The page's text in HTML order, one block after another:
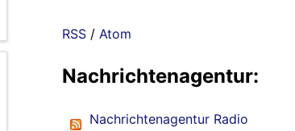
RSS / Atom
Nachrichtenagentur:
Nachrichtenagentur Radio